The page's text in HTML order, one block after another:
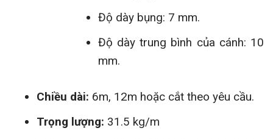
Độ dày bụng: 7 mm.
Độ dày trung bình của cánh: 10
mm.
Chiều dài: 6m, 12m hoặc cắt theo yêu cầu.
Trọng lượng: 31.5 kg/m